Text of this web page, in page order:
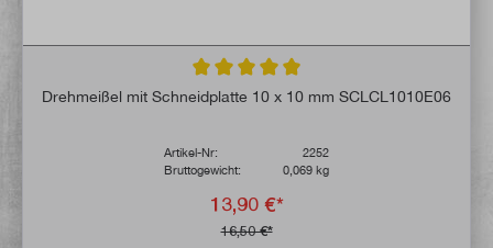
Durchschnittliche Bewertung von 5 von 5
Drehmeißel mit Schneidplatte 10 x 10 mm SCLCL1010E06
Artikel-Nr:
2252
Bruttogewicht:
0,069 kg
13,90 €*
16,50 €*